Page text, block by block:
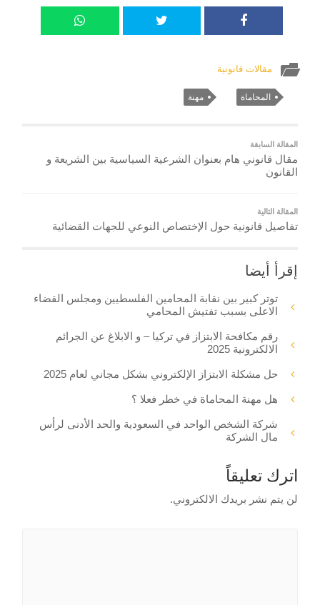
مقالات قانونية
المحاماة مهنة
المقالة السابقة
مقال قانوني هام بعنوان الشرعية السياسية بين الشريعة و
القانون
المقالة التالية
تفاصيل قانونية حول الإختصاص النوعي للجهات القضائية
إقرأ أيضا
توتر كبير بين نقابة المحامين الفلسطيين ومجلس القضاء
الاعلى بسبب تفتيش المحامي
رقم مكافحة الابتزاز في تركيا – و الابلاغ عن الجرائم
الالكترونية 2025
حل مشكلة الابتزاز الإلكتروني بشكل مجاني لعام 2025
هل مهنة المحاماة في خطر فعلا ؟
شركة الشخص الواحد في السعودية والحد الأدنى لرأس
مال الشركة
اترك تعليقاً
لن يتم نشر بريدك الالكتروني.